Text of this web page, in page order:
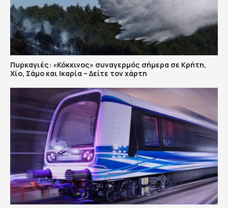
Πυρκαγιές: «Κόκκινος» συναγερμός σήμερα σε Κρήτη,
Χίο, Σάμο και Ικαρία – Δείτε τον χάρτη